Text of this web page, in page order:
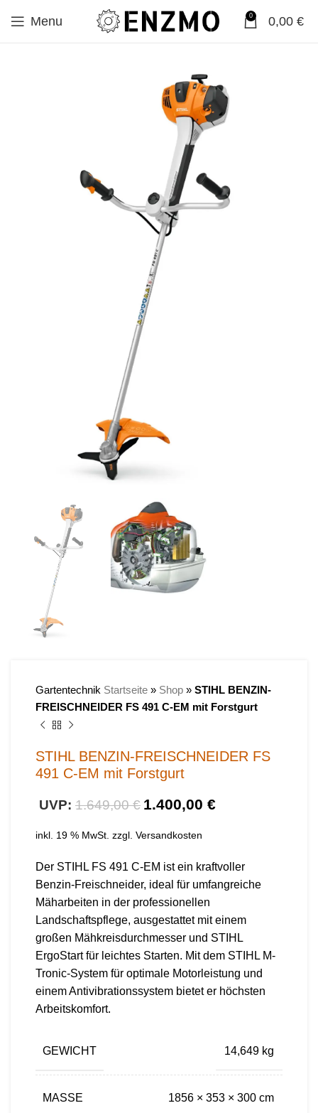
Menu 0 0,00 €
Gartentechnik Startseite » Shop » STIHL BENZIN-
FREISCHNEIDER FS 491 C-EM mit Forstgurt
STIHL BENZIN-FREISCHNEIDER FS
491 C-EM mit Forstgurt
1.649,00€ 1.400,00 €
inkl. 19 % MwSt. zzgl. Versandkosten
Der STIHL FS 491 C-EM ist ein kraftvoller
Benzin-Freischneider, ideal für umfangreiche
Mäharbeiten in der professionellen
Landschaftspflege, ausgestattet mit einem
großen Mähkreisdurchmesser und STIHL
ErgoStart für leichtes Starten. Mit dem STIHL M-
Tronic-System für optimale Motorleistung und
einem Antivibrationssystem bietet er höchsten
Arbeitskomfort.
GEWICHT 14,649 kg
MASSE 1856 × 353 × 300 cm